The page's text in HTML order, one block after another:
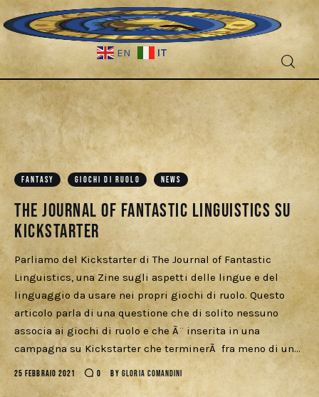
EN IT
Fantascienza
Fantasy
Games
Recensioni
Libri e fumetti
Cercatori
Download
FANTASY GIOCHI DI RUOLO NEWS
The Journal of Fantastic Linguistics su
Kickstarter
Parliamo del Kickstarter di The Journal of Fantastic
Linguistics, una Zine sugli aspetti delle lingue e del
linguaggio da usare nei propri giochi di ruolo. Questo
articolo parla di una questione che di solito nessuno
associa ai giochi di ruolo e che Ã¨ inserita in una
campagna su Kickstarter che terminerÃ fra meno di un…
25 FEBBRAIO 2021 0 BY GLORIA COMANDINI